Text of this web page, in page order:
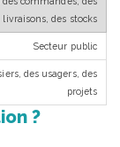
livraisons, des stocks
Secteur public
des usagers, des
projets
?